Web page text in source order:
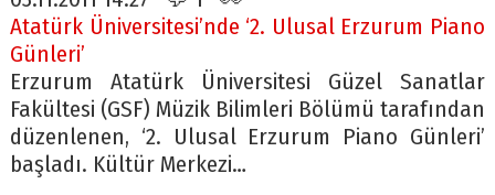
Atatürk Üniversitesi’nde ‘2. Ulusal Erzurum Piano
Günleri’
Erzurum Atatürk Üniversitesi Güzel Sanatlar
Fakültesi (GSF) Müzik Bilimleri Bölümü tarafından
düzenlenen, ‘2. Ulusal Erzurum Piano Günleri’
başladı. Kültür Merkezi…